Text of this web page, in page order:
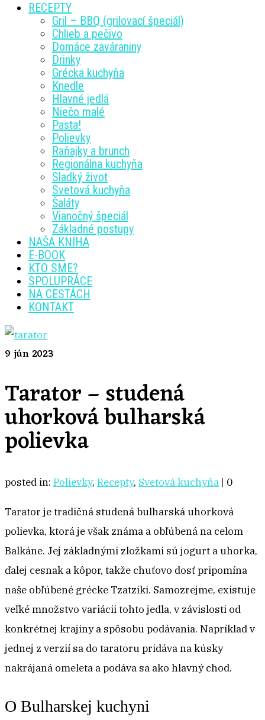
RECEPTY
Gril – BBQ (grilovací špeciál)
Chlieb a pečivo
Domáce zaváraniny
Drinky
Grécka kuchyňa
Knedle
Hlavné jedlá
Niečo malé
Pasta!
Polievky
Raňajky a brunch
Regionálna kuchyňa
Sladký život
Svetová kuchyňa
Šaláty
Vianočný špeciál
Základné postupy
NAŠA KNIHA
E-BOOK
KTO SME?
SPOLUPRÁCE
NA CESTÁCH
KONTAKT
9 jún 2023
Tarator – studená
uhorková bulharská
polievka
posted in: Polievky, Recepty, Svetová kuchyňa | 0
Tarator je tradičná studená bulharská uhorková
polievka, ktorá je však známa a obľúbená na celom
Balkáne. Jej základnými zložkami sú jogurt a uhorka,
ďalej cesnak a kôpor, takže chuťovo dosť pripomína
naše obľúbené grécke Tzatziki. Samozrejme, existuje
veľké množstvo variácii tohto jedla, v závislosti od
konkrétnej krajiny a spôsobu podávania. Napríklad v
jednej z verzií sa do taratoru pridáva na kúsky
nakrájaná omeleta a podáva sa ako hlavný chod.
O Bulharskej kuchyni